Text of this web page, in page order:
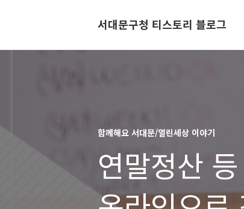
서대문구청 티스토리 블로그
함께해요 서대문/열린세상 이야기
연말정산